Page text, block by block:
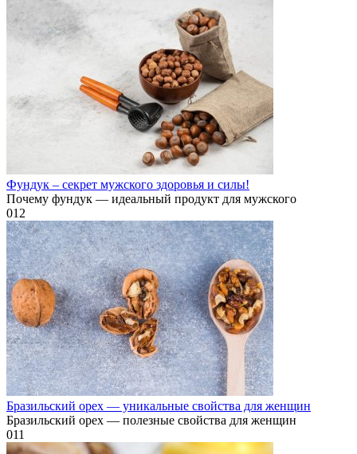
Фундук – секрет мужского здоровья и силы!
Почему фундук — идеальный продукт для мужского
012
Бразильский орех — уникальные свойства для женщин
Бразильский орех — полезные свойства для женщин
011